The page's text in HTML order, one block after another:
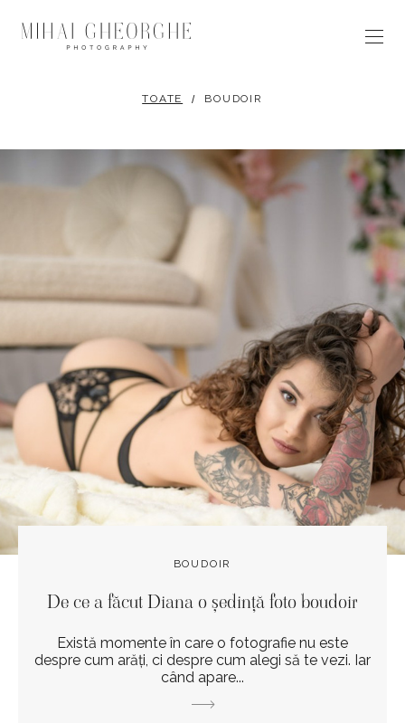
TOATE BOUDOIR
BOUDOIR
De ce a făcut Diana o ședință foto boudoir
Există momente în care o fotografie nu este
despre cum arăți, ci despre cum alegi să te vezi. Iar
când apare...